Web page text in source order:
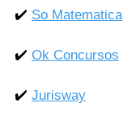
✔️ So Matematica
✔️ Ok Concursos
✔️ Jurisway